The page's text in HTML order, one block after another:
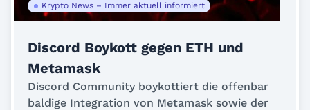
Krypto News – Immer aktuell informiert
Discord Boykott gegen ETH und
Metamask
Discord Community boykottiert die offenbar
baldige Integration von Metamask sowie der